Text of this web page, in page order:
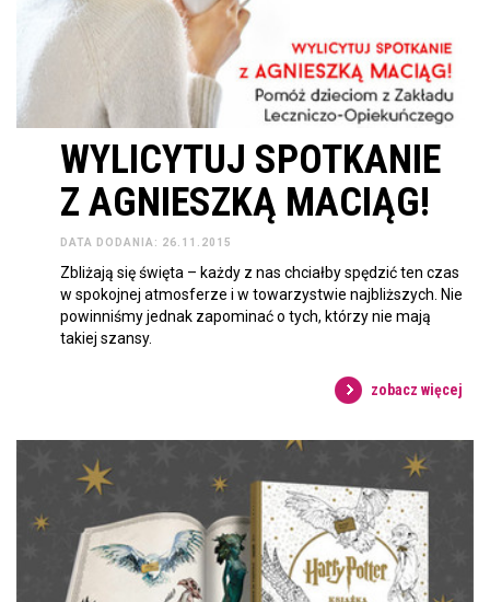
WYLICYTUJ SPOTKANIE
Z AGNIESZKĄ MACIĄG!
DATA DODANIA: 26.11.2015
Zbliżają się święta – każdy z nas chciałby spędzić ten czas
w spokojnej atmosferze i w towarzystwie najbliższych. Nie
powinniśmy jednak zapominać o tych, którzy nie mają
takiej szansy.
zobacz więcej